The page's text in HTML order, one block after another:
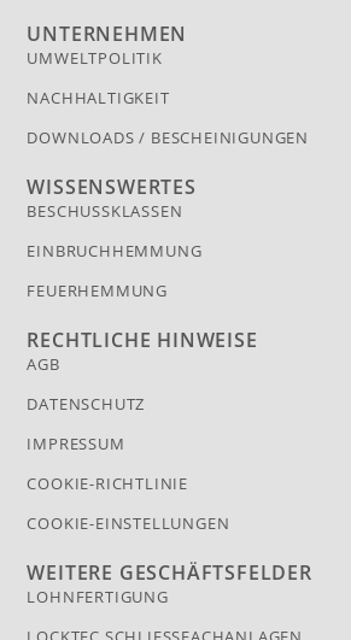
UNTERNEHMEN
UMWELTPOLITIK
NACHHALTIGKEIT
DOWNLOADS / BESCHEINIGUNGEN
WISSENSWERTES
BESCHUSSKLASSEN
EINBRUCHHEMMUNG
FEUERHEMMUNG
RECHTLICHE HINWEISE
AGB
DATENSCHUTZ
IMPRESSUM
COOKIE-RICHTLINIE
COOKIE-EINSTELLUNGEN
WEITERE GESCHÄFTSFELDER
LOHNFERTIGUNG